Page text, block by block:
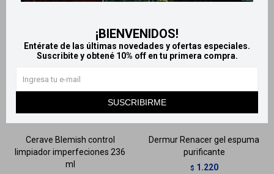
¡BIENVENIDOS!
Entérate de las últimas novedades y ofertas especiales.
Suscribite y obtené 10% off en tu primera compra.
SUSCRIBIRME
LlegaMAÑANA
Cerave Blemish control
limpiador imperfeciones 236
ml
LlegaMAÑANA
Dermur Renacer gel espuma
purificante
$ 1.220